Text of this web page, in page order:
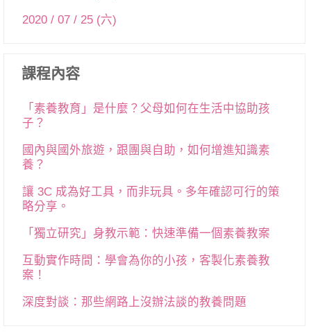
2020 / 07 / 25 (六)
課程內容
「素養教育」是什麼？父母如何在生活中協助孩
子？
國內與國外旅遊，跟團與自助，如何增進知識素
養？
讓 3C 成為好工具，而非玩具。多年確認可行的策
略分享。
「獨立研究」身教示範：快速準備一個素養教案
互動實作時間：學會為你的小孩，客製化素養教
案！
深度對談：那些網路上沒辦法談的教養問題